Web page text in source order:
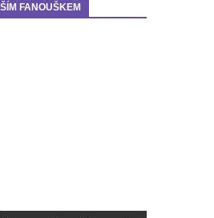
FANOUŠKEM